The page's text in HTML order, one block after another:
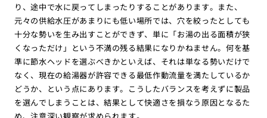
り、途中で水に戻ってしまったりすることがあります。また、
元々の供給水圧があまりにも低い場所では、穴を絞ったとしても
十分な勢いを生み出すことができず、単に「お湯の出る面積が狭
くなっただけ」という不満の残る結果になりかねません。何を基
準に節水ヘッドを選ぶべきかといえば、それは単なる勢いだけで
なく、現在の給湯器が許容できる最低作動流量を満たしているか
どうか、という点にあります。こうしたバランスを考えずに製品
を選んでしまうことは、結果として快適さを損なう原因となるた